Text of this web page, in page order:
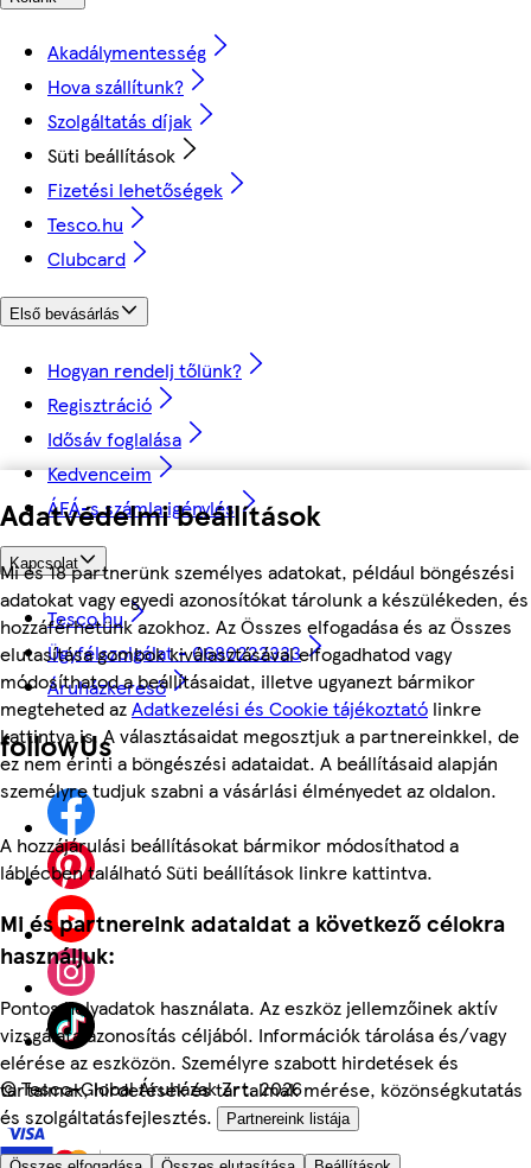
Adatvédelmi beállítások
Mi és 18 partnerünk személyes adatokat, például böngészési
adatokat vagy egyedi azonosítókat tárolunk a készülékeden, és
hozzáférhetünk azokhoz. Az Összes elfogadása és az Összes
elutasítása gombok kiválasztásával elfogadhatod vagy
módosíthatod a beállításaidat, illetve ugyanezt bármikor
megteheted azAdatkezelési és Cookie tájékoztató linkre
kattintva is. A választásaidat megosztjuk a partnereinkkel, de
ez nem érinti a böngészési adataidat. A beállításaid alapján
személyre tudjuk szabni a vásárlási élményedet az oldalon.
A hozzájárulási beállításokat bármikor módosíthatod a
láblécben található Süti beállítások linkre kattintva.
Mi és partnereink adataidat a következő célokra
használjuk:
Pontos helyadatok használata. Az eszköz jellemzőinek aktív
vizsgálata azonosítás céljából. Információk tárolása és/vagy
elérése az eszközön. Személyre szabott hirdetések és
tartalmak, hirdetések és tartalmak mérése, közönségkutatás
és szolgáltatásfejlesztés.
Partnereink listája
Akadálymentesség
Hova szállítunk?
Szolgáltatás díjak
Süti beállítások
Fizetési lehetőségek
Tesco.hu
Clubcard
Első bevásárlás
Hogyan rendelj tőlünk?
Regisztráció
Idősáv foglalása
Kedvenceim
ÁFÁ-s számla igénylés
Kapcsolat
Tesco.hu
Ügyfélszolgálat - 0680222333
Áruházkereső
followUs
©Tesco-Global Áruházak Zrt. 2026